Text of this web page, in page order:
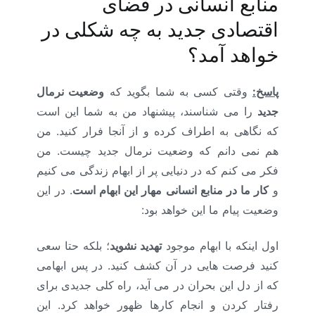
اقتصادی جدید به چه شکلی در
خواهد آمد؟
پاسخ: وقتی کسی به شما بگوید که وضعیت نرمال
جدید را می شناسند، پیشنهاد من به شما این است
که نگاهی به اطراف کرده و از آنجا فرار کنید. من
هم نمی دانم که وضعیت نرمال جدید چیست. من
فکر می کنم که در دنیایی پر از ابهام زندگی می کنیم
وکار ما در منابع انسانی مهار این ابهام است. در این
وضعیت پیام ما این خواهد بود:
اول اینکه با ابهام موجودتهدید نشوید؛ بلکه حتا سعی
کنید فرصت هایی در آن کشف کنید. در پس ابهامی
که از دل این بحران در می آید، راه کلی جدیدی برای
رفتار کردن و انجام کارها ظهور خواهد کرد. این